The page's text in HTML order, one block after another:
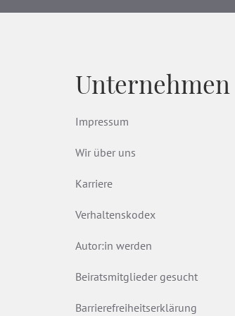
Unternehmen
Impressum
Wir über uns
Karriere
Verhaltenskodex
Autor:in werden
Beiratsmitglieder gesucht
Barrierefreiheitserklärung